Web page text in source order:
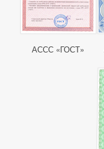
АССС «ГОСТ»